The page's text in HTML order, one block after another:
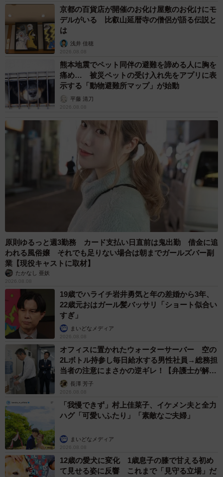
京都の百貨店が開催のお化け屋敷のお化けにモ
デルがいる 比叡山延暦寺の僧侶が語る伝説と
は
浅井 佳穂
2026.08.08
熊本地震でペット同伴の避難を諦める人に胸を
痛め… 被災ペットの受け入れ先をアプリに表
示する「動物避難所マップ」が始動
平藤 清刀
2026.08.08
原則ゆるっと週3勤務 カード支払い日直前は鬼出勤 借金に追
われる風俗嬢 それでも足りない場合は朝までガールズバー副
業【現役キャストに取材】
たかなし 亜妖
2026.08.08
19歳でハライチ岩井勇気と年の差婚から3年、
22歳元おはガール髪バッサリ「ショート似合い
すぎ」
まいどなメディア
2026.08.08
オフィスに置かれたウォーターサーバー 空の
2Lボトル持参し毎日給水する男性社員→総務担
当者の注意にまさかの逆ギレ！【弁護士が解
説】長澤 芳子
2026.08.08
「我慢できず」村上佳菜子、イケメン夫と全力
ハグ「可愛いふたり」「素敵なご夫婦」
まいどなメディア
2026.08.08
12歳の愛犬に変化 1歳息子の膝で甘える初め
て見せる姿に反響 これまで「見守る立場」だ